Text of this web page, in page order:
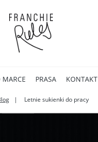
MARCE PRASA KONTAKT
Letnie sukienki do pracy